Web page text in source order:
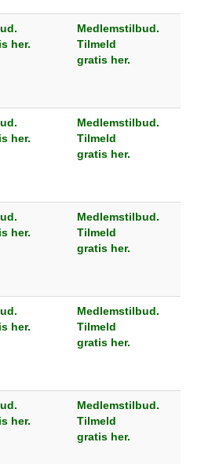
her.
Medlemstilbud.
Tilmeld
gratis her.
her.
Medlemstilbud.
Tilmeld
gratis her.
her.
Medlemstilbud.
Tilmeld
gratis her.
her.
Medlemstilbud.
Tilmeld
gratis her.
her.
Medlemstilbud.
Tilmeld
gratis her.